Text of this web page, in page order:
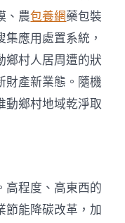
、農包養網藥包裝
應用處置系統，
鄉村人居周遭的狀
財產新業態。隨機
動鄉村地域乾淨取
高程度、高東西的
節能降碳改革，加